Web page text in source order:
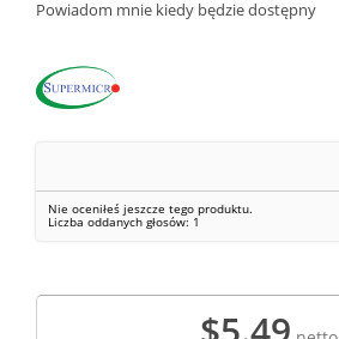
Powiadom mnie kiedy będzie dostępny
Nie oceniłeś jeszcze tego produktu.
Liczba oddanych głosów: 1